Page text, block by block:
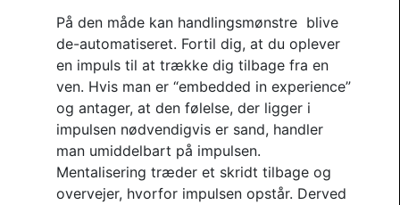
På den måde kan handlingsmønstre blive
de-automatiseret. Fortil dig, at du oplever
en impuls til at trække dig tilbage fra en
ven. Hvis man er “embedded in experience”
og antager, at den følelse, der ligger i
impulsen nødvendigvis er sand, handler
man umiddelbart på impulsen.
Mentalisering træder et skridt tilbage og
overvejer, hvorfor impulsen opstår. Derved